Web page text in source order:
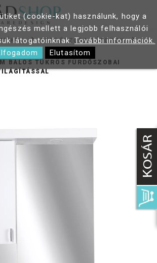
FÜRDŐSZOBA BÚTOROK
BALOS TÜKRÖS FÜRDŐSZOBAI
(cookie-kat) használunk, hogy a
mellett a legjobb felhasználói
látogatóinknak.További információk.
Elutasítom